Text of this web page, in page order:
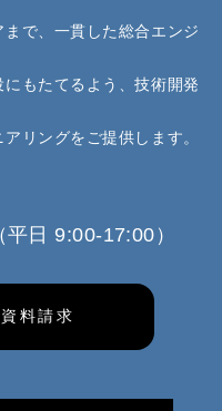
で、一貫した総合エンジ
もたてるよう、技術開発
リングをご提供します。
平日 9:00-17:00）
料請求